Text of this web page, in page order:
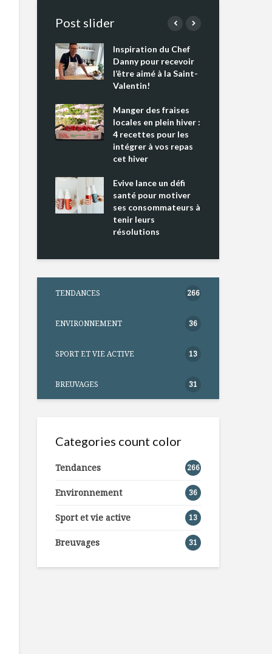
Post slider
Inspiration du Chef
Danny pour recevoir
l’être aimé à la Saint-
Valentin!
Manger des fraises
locales en plein hiver :
4 recettes pour les
intégrer à vos repas
cet hiver
Evive lance un défi
santé pour motiver
ses consommateurs à
tenir leurs
résolutions
TENDANCES 266
ENVIRONNEMENT 36
SPORT ET VIE ACTIVE 13
BREUVAGES 31
Categories count color
Tendances 266
Environnement 36
Sport et vie active 13
Breuvages 31